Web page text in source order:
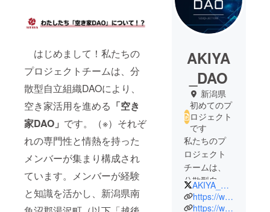
はじめまして！私たちの
プロジェクトチームは、分
散型自立組織DAOにより、
空き家活用を進める 「空き
家DAO」 です。（※）それぞ
れの専門性と情熱を持った
メンバーが集まり構成され
ています。メンバーが経験
と知識を活かし、新潟県南
AKIYA
_DAO
新潟県
初めてのプ
ロジェクト
です
私たちのプ
ロジェクト
チームは、
分散型自立
組織DAOに
より、空き
AKIYA_DAO2023
https://www.snowsafari.jp/
https://www.akisapo.jp/